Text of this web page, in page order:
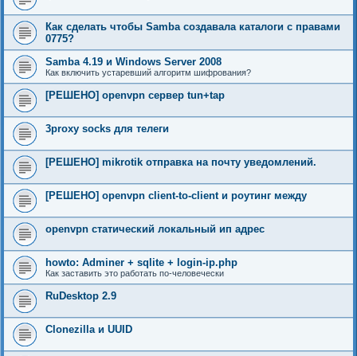
Как сделать чтобы Samba создавала каталоги с правами
0775?
Samba 4.19 и Windows Server 2008
Как включить устаревший алгоритм шифрования?
[РЕШЕНО] openvpn сервер tun+tap
3proxy socks для телеги
[РЕШЕНО] mikrotik отправка на почту уведомлений.
[РЕШЕНО] openvpn client-to-client и роутинг между
openvpn статический локальный ип адрес
howto: Adminer + sqlite + login-ip.php
Как заставить это работать по-человечески
RuDesktop 2.9
Clonezilla и UUID